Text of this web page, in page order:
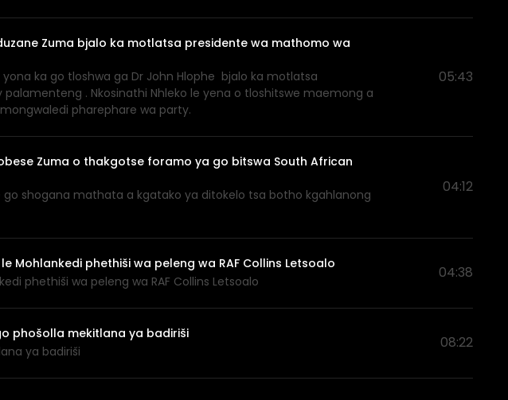
Zuma bjalo ka motlatsa presidente wa mathomo wa
ka go tloshwa ga Dr John Hlophe bjalo ka motlatsa
. Nkosinathi Nhleko le yena o tloshitswe maemong a
pharephare wa party.
05:43
Zuma o thakgotse foramo ya go bitswa South African
shogana mathata a kgatako ya ditokelo tsa botho kgahlanong
04:12
Mohlankedi phethiši wa peleng wa RAF Collins Letsoalo
phethiši wa peleng wa RAF Collins Letsoalo
04:38
phošolla mekitlana ya badiriši
ya badiriši
08:22